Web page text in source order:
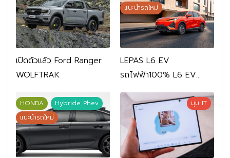
เปิดตัวแล้ว Ford Ranger
WOLFTRAK
แนะนำรถใหม่
LEPAS L6 EV
รถไฟฟ้า100% L6 EV
บาท L6 EV Premium
FWD 799,900 บาท
HONDA
Hybride Phev
แนะนำรถใหม่
มุม IT